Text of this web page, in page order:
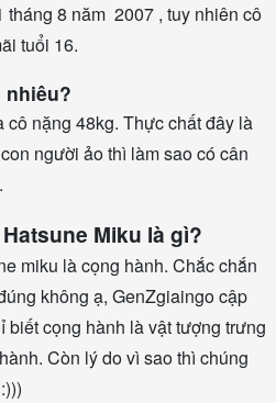
tháng 8 năm 2007 , tuy nhiên cô
tuổi 16.
nhiêu?
cô nặng 48kg. Thực chất đây là
người ảo thì làm sao có cân
Miku là gì?
miku là cọng hành. Chắc chắn
không ạ, GenZgiaingo cập
biết cọng hành là vật tượng trưng
Còn lý do vì sao thì chúng